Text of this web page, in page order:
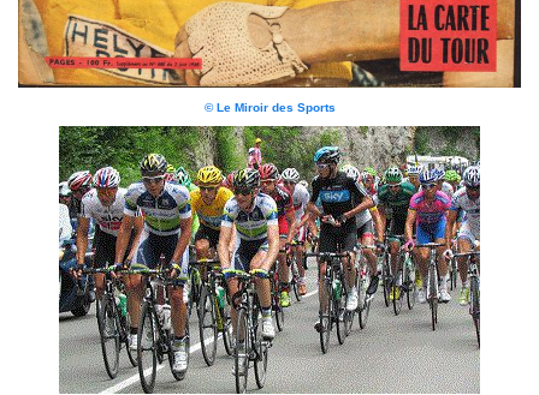
© Le Miroir des Sports